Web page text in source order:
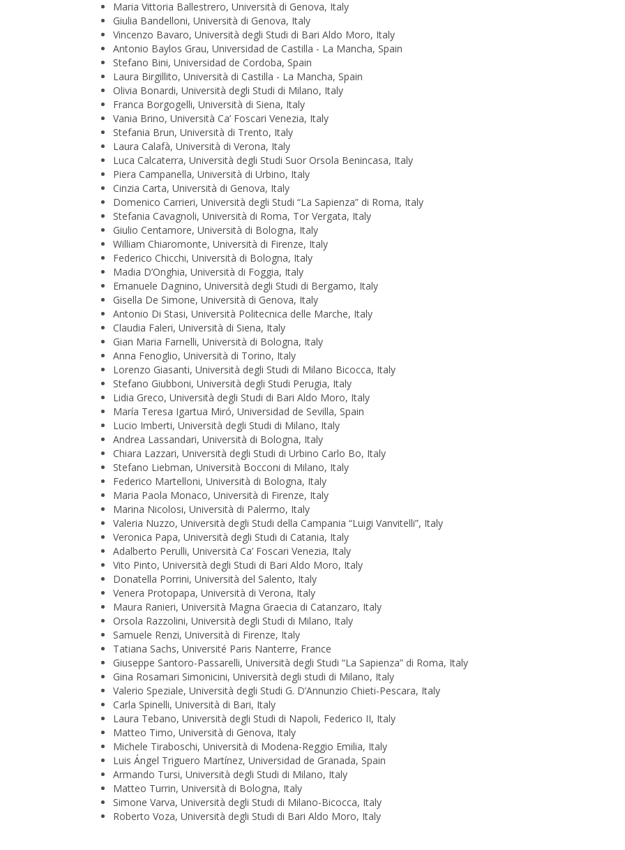
Maria Vittoria Ballestrero, Università di Genova, Italy
Giulia Bandelloni, Università di Genova, Italy
Vincenzo Bavaro, Università degli Studi di Bari Aldo Moro, Italy
Antonio Baylos Grau, Universidad de Castilla - La Mancha, Spain
Stefano Bini, Universidad de Cordoba, Spain
Laura Birgillito, Università di Castilla - La Mancha, Spain
Olivia Bonardi, Università degli Studi di Milano, Italy
Franca Borgogelli, Università di Siena, Italy
Vania Brino, Università Ca’ Foscari Venezia, Italy
Stefania Brun, Università di Trento, Italy
Laura Calafà, Università di Verona, Italy
Luca Calcaterra, Università degli Studi Suor Orsola Benincasa, Italy
Piera Campanella, Università di Urbino, Italy
Cinzia Carta, Università di Genova, Italy
Domenico Carrieri, Università degli Studi “La Sapienza” di Roma, Italy
Stefania Cavagnoli, Università di Roma, Tor Vergata, Italy
Giulio Centamore, Università di Bologna, Italy
William Chiaromonte, Università di Firenze, Italy
Federico Chicchi, Università di Bologna, Italy
Madia D’Onghia, Università di Foggia, Italy
Emanuele Dagnino, Università degli Studi di Bergamo, Italy
Gisella De Simone, Università di Genova, Italy
Antonio Di Stasi, Università Politecnica delle Marche, Italy
Claudia Faleri, Università di Siena, Italy
Gian Maria Farnelli, Università di Bologna, Italy
Anna Fenoglio, Università di Torino, Italy
Lorenzo Giasanti, Università degli Studi di Milano Bicocca, Italy
Stefano Giubboni, Università degli Studi Perugia, Italy
Lidia Greco, Università degli Studi di Bari Aldo Moro, Italy
María Teresa Igartua Miró, Universidad de Sevilla, Spain
Lucio Imberti, Università degli Studi di Milano, Italy
Andrea Lassandari, Università di Bologna, Italy
Chiara Lazzari, Università degli Studi di Urbino Carlo Bo, Italy
Stefano Liebman, Università Bocconi di Milano, Italy
Federico Martelloni, Università di Bologna, Italy
Maria Paola Monaco, Università di Firenze, Italy
Marina Nicolosi, Università di Palermo, Italy
Valeria Nuzzo, Università degli Studi della Campania “Luigi Vanvitelli”, Italy
Veronica Papa, Università degli Studi di Catania, Italy
Adalberto Perulli, Università Ca’ Foscari Venezia, Italy
Vito Pinto, Università degli Studi di Bari Aldo Moro, Italy
Donatella Porrini, Università del Salento, Italy
Venera Protopapa, Università di Verona, Italy
Maura Ranieri, Università Magna Graecia di Catanzaro, Italy
Orsola Razzolini, Università degli Studi di Milano, Italy
Samuele Renzi, Università di Firenze, Italy
Tatiana Sachs, Université Paris Nanterre, France
Giuseppe Santoro-Passarelli, Università degli Studi “La Sapienza” di Roma, Italy
Gina Rosamari Simonicini, Università degli studi di Milano, Italy
Valerio Speziale, Università degli Studi G. D’Annunzio Chieti-Pescara, Italy
Carla Spinelli, Università di Bari, Italy
Laura Tebano, Università degli Studi di Napoli, Federico II, Italy
Matteo Timo, Università di Genova, Italy
Michele Tiraboschi, Università di Modena-Reggio Emilia, Italy
Luis Ángel Triguero Martínez, Universidad de Granada, Spain
Armando Tursi, Università degli Studi di Milano, Italy
Matteo Turrin, Università di Bologna, Italy
Simone Varva, Università degli Studi di Milano-Bicocca, Italy
Roberto Voza, Università degli Studi di Bari Aldo Moro, Italy